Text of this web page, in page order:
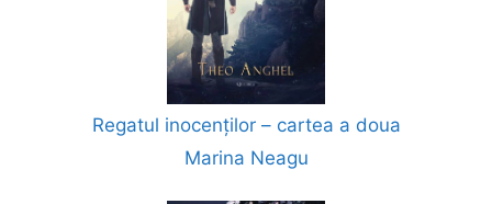
Regatul inocenților – cartea a doua
Marina Neagu